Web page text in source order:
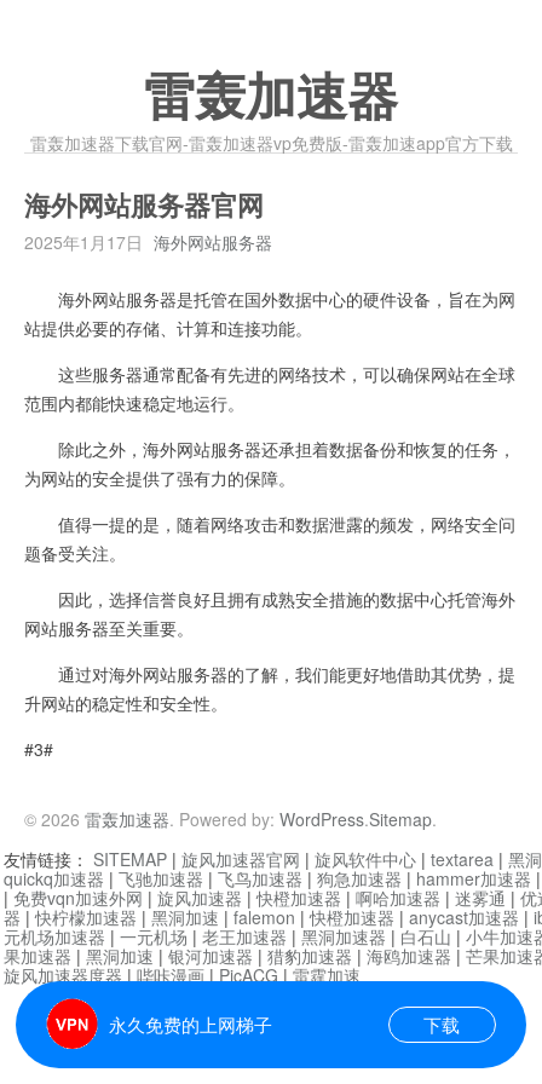
雷轰加速器
雷轰加速器下载官网-雷轰加速器vp免费版-雷轰加速app官方下载
海外网站服务器官网
2025年1月17日 海外网站服务器
海外网站服务器是托管在国外数据中心的硬件设备，旨在为网
站提供必要的存储、计算和连接功能。
这些服务器通常配备有先进的网络技术，可以确保网站在全球
范围内都能快速稳定地运行。
除此之外，海外网站服务器还承担着数据备份和恢复的任务，
为网站的安全提供了强有力的保障。
值得一提的是，随着网络攻击和数据泄露的频发，网络安全问
题备受关注。
因此，选择信誉良好且拥有成熟安全措施的数据中心托管海外
网站服务器至关重要。
通过对海外网站服务器的了解，我们能更好地借助其优势，提
升网站的稳定性和安全性。
#3#
© 2026 雷轰加速器. Powered by: WordPress.Sitemap.
永久免费的上网梯子 下载
友情链接： SITEMAP | 旋风加速器官网 | 旋风软件中心 | textarea | 黑
quickq加速器 | 飞驰加速器 | 飞鸟加速器 | 狗急加速器 | hammer加速器
| 免费vqn加速外网 | 旋风加速器 |快橙加速器 | 啊哈加速器 | 迷雾通 | 优
器 |快柠檬加速器 | 黑洞加速 | falemon |快橙加速器 | anycast加速器 |
元机场加速器 | 一元机场 | 老王加速器 | 黑洞加速器 | 白石山 | 小牛加速
果加速器 | 黑洞加速 | 银河加速器 | 猎豹加速器 | 海鸥加速器 | 芒果加速
旋风加速器度器|哔咔漫画|PicACG|雷霆加速